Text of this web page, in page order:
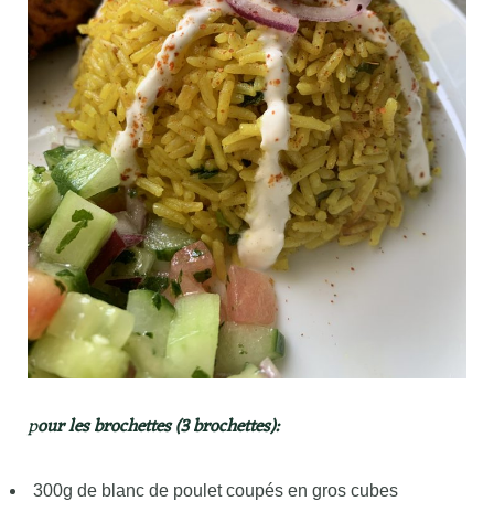
pour les brochettes (3 brochettes):
300g de blanc de poulet coupés en gros cubes